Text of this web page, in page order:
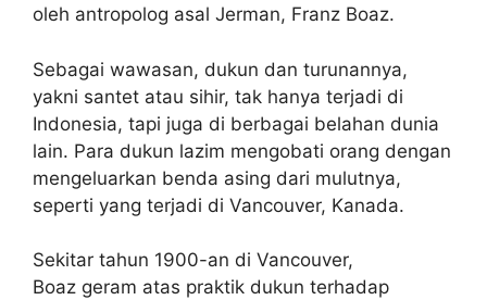
oleh antropolog asal Jerman, Franz Boaz.
Sebagai wawasan, dukun dan turunannya,
yakni santet atau sihir, tak hanya terjadi di
Indonesia, tapi juga di berbagai belahan dunia
lain. Para dukun lazim mengobati orang dengan
mengeluarkan benda asing dari mulutnya,
seperti yang terjadi di Vancouver, Kanada.
Sekitar tahun 1900-an di Vancouver,
Boaz geram atas praktik dukun terhadap